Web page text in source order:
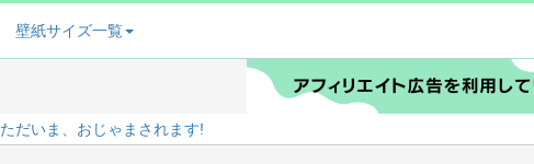
壁紙サイズ一覧
ただいま、おじゃまされます!